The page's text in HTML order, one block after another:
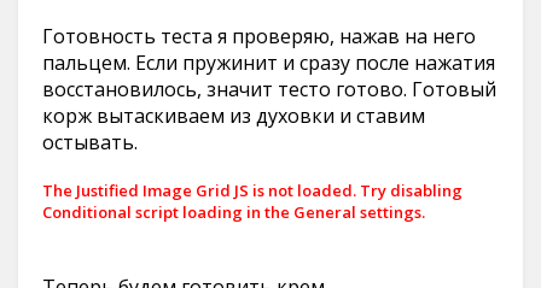
Готовность теста я проверяю, нажав на него
пальцем. Если пружинит и сразу после нажатия
восстановилось, значит тесто готово. Готовый
корж вытаскиваем из духовки и ставим
остывать.
The Justified Image Grid JS is not loaded. Try disabling
Conditional script loading in the General settings.